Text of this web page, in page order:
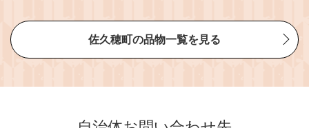
佐久穂町の品物一覧を見る